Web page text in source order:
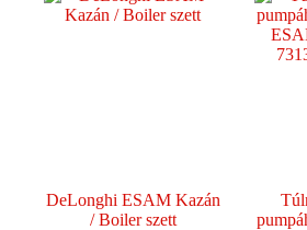
DeLonghi ESAM Kazán
/ Boiler szett